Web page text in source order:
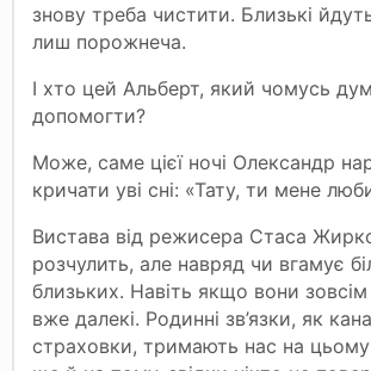
знову треба чистити. Близькі
лиш порожнеча.
І хто цей Альберт, який чомусь
допомогти?
Може, саме цієї ночі Олександр
кричати уві сні: «Тату, ти мене
Вистава від режисера Стаса
розчулить, але навряд чи вгамує
близьких. Навіть якщо вони
вже далекі. Родинні зв’язки, як
страховки, тримають нас на цьому